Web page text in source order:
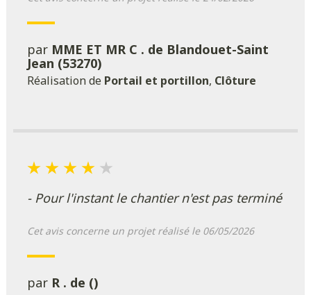
par MME ET MR C . de Blandouet-Saint
Jean (53270)
Réalisation de Portail et portillon, Clôture
- Pour l'instant le chantier n'est pas terminé
Cet avis concerne un projet réalisé le 06/05/2026
par R . de ()